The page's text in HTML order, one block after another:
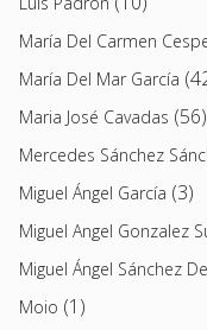
María Del Carmen
María Del Mar García
Maria José Cavadas (56)
Mercedes Sánchez
Miguel Ángel García (3)
Miguel Angel Gonzalez
Miguel Ángel Sánchez
Moio (1)